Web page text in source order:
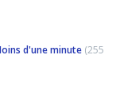
d'une minute (255